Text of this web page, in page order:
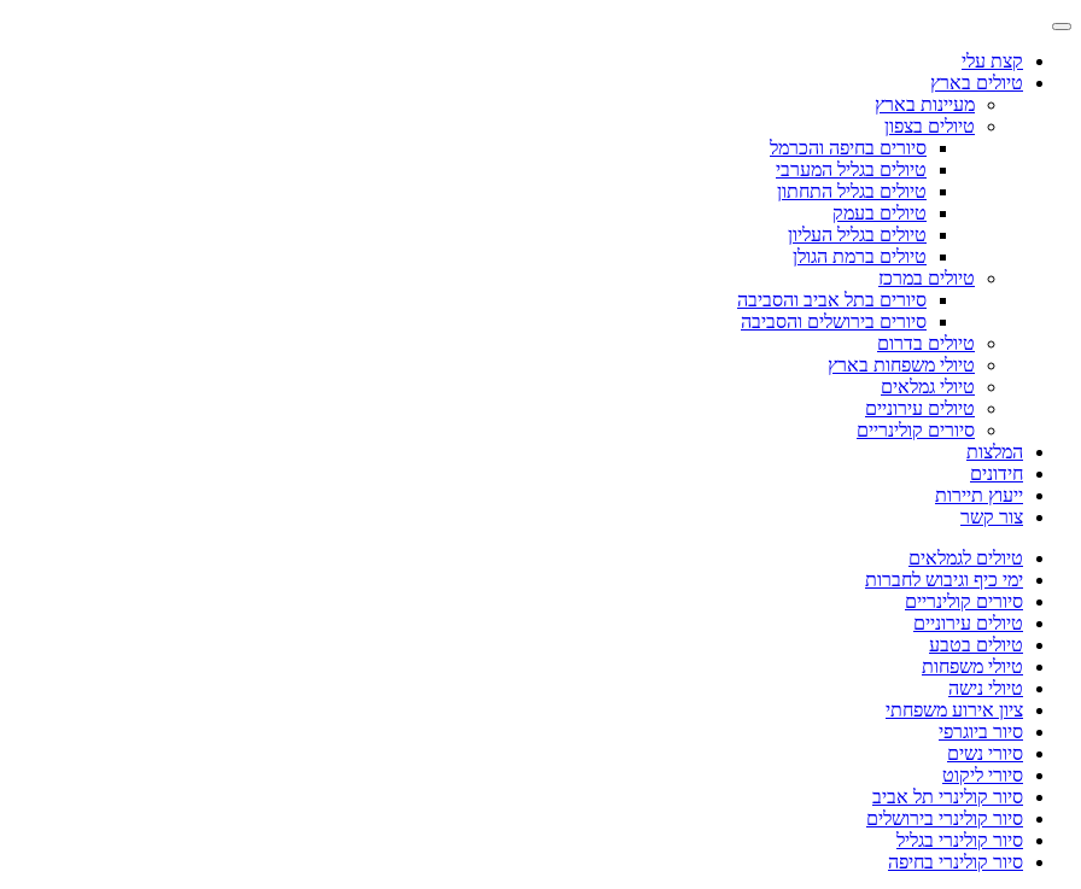
קצת עלי
טיולים בארץ
מעיינות בארץ
טיולים בצפון
סיורים בחיפה והכרמל
טיולים בגליל המערבי
טיולים בגליל התחתון
טיולים בעמק
טיולים בגליל העליון
טיולים ברמת הגולן
טיולים במרכז
סיורים בתל אביב והסביבה
סיורים בירושלים והסביבה
טיולים בדרום
טיולי משפחות בארץ
טיולי גמלאים
טיולים עירוניים
סיורים קולינריים
המלצות
חידונים
ייעוץ תיירות
צור קשר
טיולים לגמלאים
ימי כיף וגיבוש לחברות
סיורים קולינריים
טיולים עירוניים
טיולים בטבע
טיולי משפחות
טיולי נישה
ציון אירוע משפחתי
סיור ביוגרפי
סיורי נשים
סיורי ליקוט
סיור קולינרי תל אביב
סיור קולינרי בירושלים
סיור קולינרי בגליל
סיור קולינרי בחיפה